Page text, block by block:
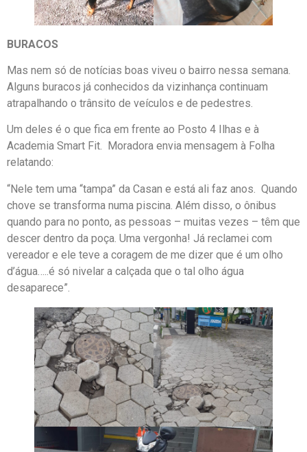
BURACOS
Mas nem só de notícias boas viveu o bairro nessa semana.
Alguns buracos já conhecidos da vizinhança continuam
atrapalhando o trânsito de veículos e de pedestres.
Um deles é o que fica em frente ao Posto 4 Ilhas e à
Academia Smart Fit. Moradora envia mensagem à Folha
relatando:
“Nele tem uma “tampa” da Casan e está ali faz anos. Quando
chove se transforma numa piscina. Além disso, o ônibus
quando para no ponto, as pessoas – muitas vezes – têm que
descer dentro da poça. Uma vergonha! Já reclamei com
vereador e ele teve a coragem de me dizer que é um olho
d’água…..é só nivelar a calçada que o tal olho água
desaparece”.